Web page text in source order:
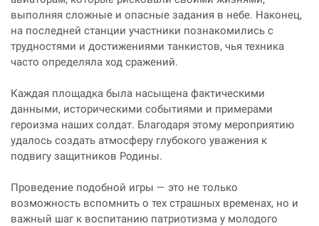
выполняя сложные и опасные задания в небе. Наконец,
на последней станции участники познакомились с
трудностями и достижениями танкистов, чья техника
часто определяла ход сражений.
Каждая площадка была насыщена фактическими
данными, историческими событиями и примерами
героизма наших солдат. Благодаря этому мероприятию
удалось создать атмосферу глубокого уважения к
подвигу защитников Родины.
Проведение подобной игры — это не только
возможность вспомнить о тех страшных временах, но и
важный шаг к воспитанию патриотизма у молодого